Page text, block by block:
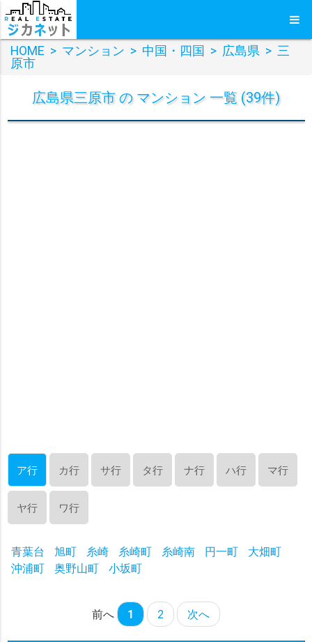
HOME > マンション > 中国・四国 > 広島県 > 三
原市
広島県三原市 の マンション 一覧 (39件)
ア行 カ行 サ行 タ行 ナ行 ハ行 マ行
ヤ行 ワ行
青葉台 旭町 糸崎 糸崎町 糸崎南 円一町
大畑町
沖浦町
奥野山町 小坂町
前へ 1 2 次へ